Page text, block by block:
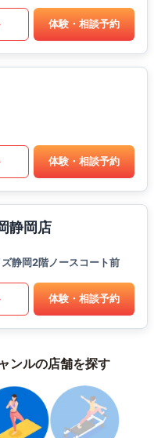
体験・相談予約
体験・相談予約
静岡店
静岡2階ノースコート前
体験・相談予約
ンルの店舗を探す